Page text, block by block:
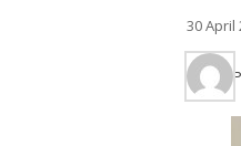
30 April